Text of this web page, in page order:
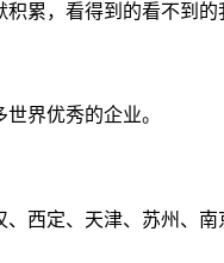
累，看得到的看不到的
界优秀的企业。
西定、天津、苏州、